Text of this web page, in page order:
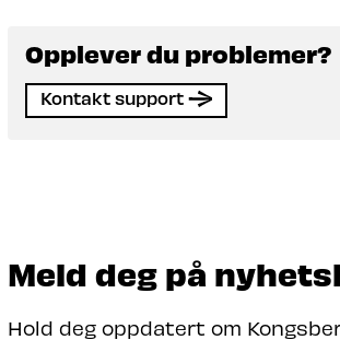
Opplever du problemer?
Kontakt support
Meld deg på
Hold deg oppdatert om